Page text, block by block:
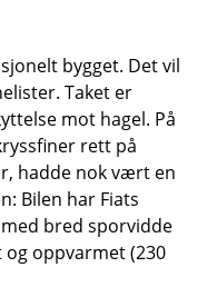
bygget. Det vil
Taket er
mot hagel. På
rett på
hadde nok vært en
Bilen har Fiats
bred sporvidde
oppvarmet (230